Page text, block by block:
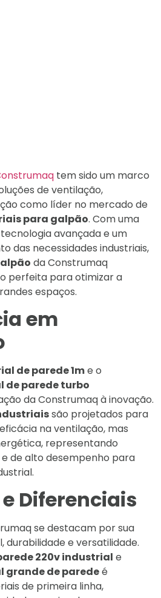
tem sido um marco
de ventilação,
como líder no mercado de
para galpão. Com uma
avançada e um
das necessidades industriais,
da Construmaq
perfeita para otimizar a
espaços.
em
de parede 1me o
parede turbo
da Construmaq à inovação.
são projetados para
na ventilação, mas
representando
de alto desempenho para
Diferenciais
se destacam por sua
durabilidade e versatilidade.
220v industrial e
de paredeé
de primeira linha,